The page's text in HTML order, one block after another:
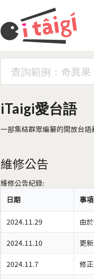
iTaigi愛台語
一部集結群眾編纂的開放台語
維修公告
維修公告紀錄:
日期
事項
2024.11.29 由
2024.11.10 更
2024.11.7 修